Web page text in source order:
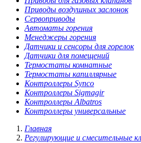
Приводы воздушных заслонок
Сервоприводы
Автоматы горения
Менеджеры горения
Датчики и сенсоры для горелок
Датчики для помещений
Термостаты комнатные
Термостаты капиллярные
Контроллеры Synco
Контроллеры Sigmagir
Контроллеры Albatros
Контроллеры универсальные
Главная
Регулирующие и смесительные